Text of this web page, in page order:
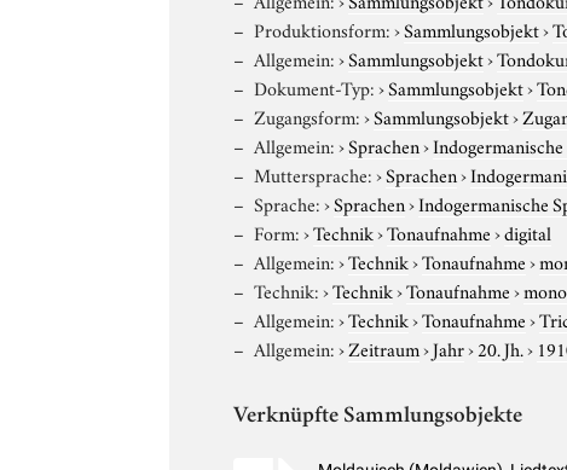
Produktionsform:›Sammlungsobjekt›
Allgemein:›Sammlungsobjekt›
Dokument-Typ:›Sammlungsobjekt›
Zugangsform:›Sammlungsobjekt›
Allgemein:›Sprachen›
Muttersprache:›Sprachen›
Sprache:›Sprachen›Indogermanische
Form:›Technik›Tonaufnahme›digital
Allgemein:›Technik›Tonaufnahme›
Technik:›Technik›Tonaufnahme›mono
Allgemein:›Technik›Tonaufnahme›
Allgemein:›Zeitraum›Jahr›20. Jh.›
Verknüpfte Sammlungsobjekte